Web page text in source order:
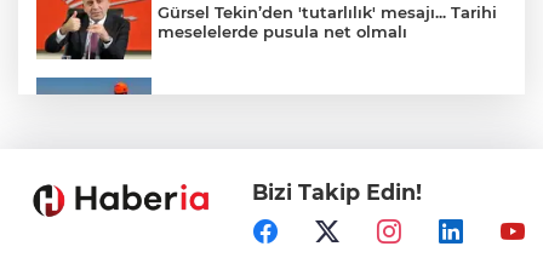
Gürsel Tekin’den 'tutarlılık' mesajı... Tarihi
meselelerde pusula net olmalı
Samsun’da Alaçam'a yeni yaşam alanı
Bizi Takip Edin!